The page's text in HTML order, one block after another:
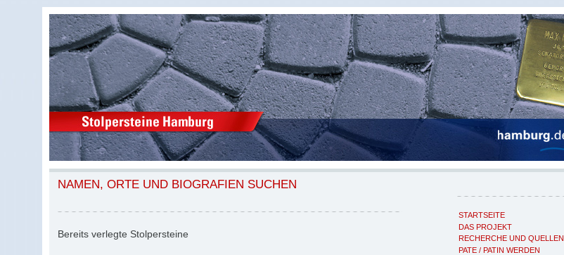
STARTSEITE
DAS PROJEKT
RECHERCHE UND QUELLEN
PATE / PATIN WERDEN
NAMEN, ORTE UND BIOGRAFIEN SUCHEN
Bereits verlegte Stolpersteine